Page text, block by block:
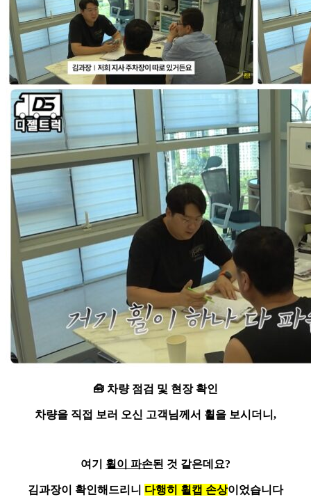
🧰 차량 점검 및 현장 확인
차량을 직접 보러 오신 고객님께서 휠을 보시더니,
여기 휠이 파손된 것 같은데요?
김과장이 확인해드리니 다행히 휠캡 손상이었습니다